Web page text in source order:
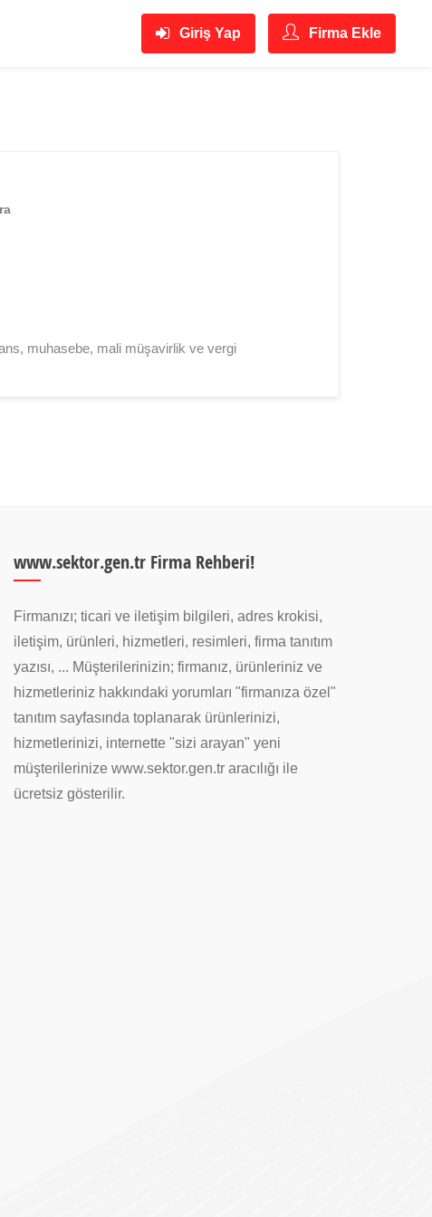
Giriş Yap Firma Ekle
muhasebe, mali müşavirlik ve vergi
www.sektor.gen.tr Firma Rehberi!
Firmanızı; ticari ve iletişim bilgileri, adres krokisi,
iletişim, ürünleri, hizmetleri, resimleri, firma tanıtım
yazısı, ... Müşterilerinizin; firmanız, ürünleriniz ve
hizmetleriniz hakkındaki yorumları "firmanıza özel"
tanıtım sayfasında toplanarak ürünlerinizi,
hizmetlerinizi, internette "sizi arayan" yeni
müşterilerinize www.sektor.gen.tr aracılığı ile
ücretsiz gösterilir.